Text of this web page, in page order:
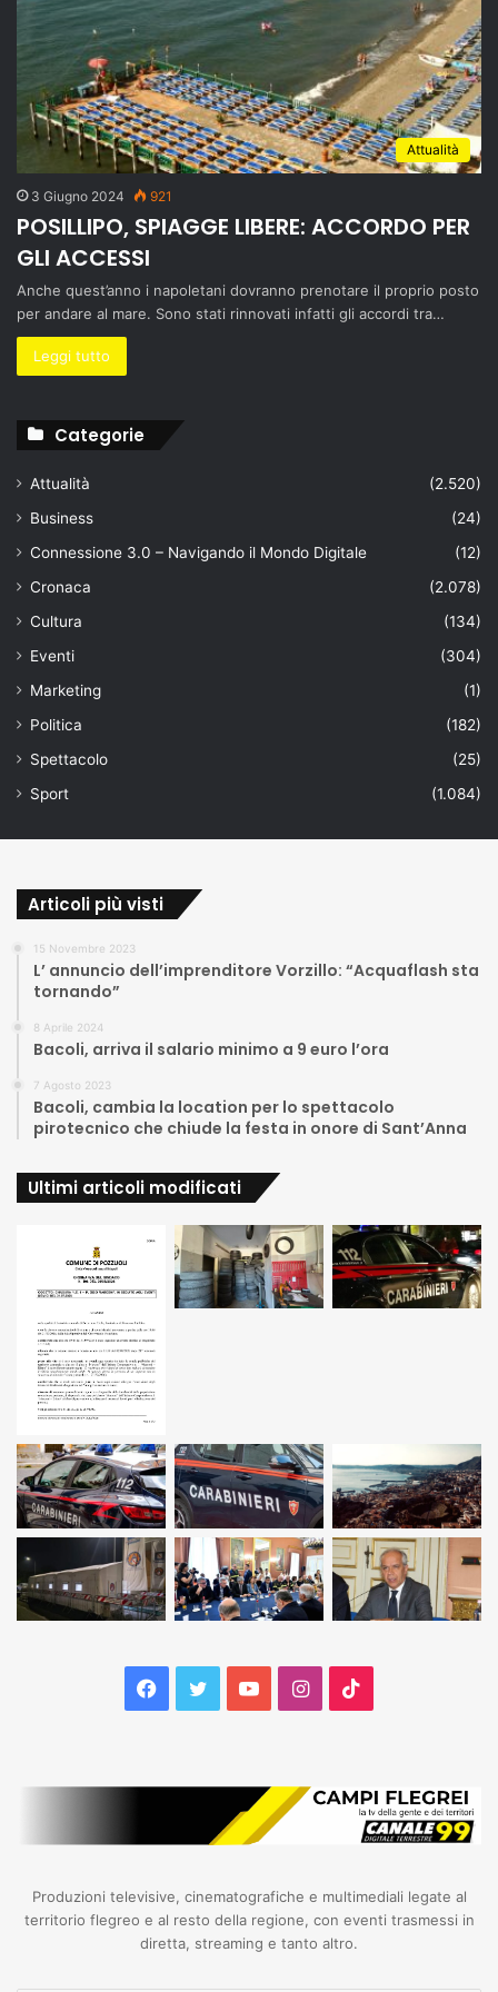
Attualità
3 Giugno 2024 921
POSILLIPO, SPIAGGE LIBERE: ACCORDO PER
GLI ACCESSI
Anche quest’anno i napoletani dovranno prenotare il proprio posto
per andare al mare. Sono stati rinnovati infatti gli accordi tra…
Leggi tutto
Categorie
Attualità
(2.520)
Business
(24)
Connessione 3.0 – Navigando il Mondo Digitale
(12)
Cronaca
(2.078)
Cultura
(134)
Eventi
(304)
Marketing
(1)
Politica
(182)
Spettacolo
(25)
Sport
(1.084)
Articoli più visti
15 Novembre 2023
L’ annuncio dell’imprenditore Vorzillo: “Acquaflash sta
tornando”
8 Aprile 2024
Bacoli, arriva il salario minimo a 9 euro l’ora
7 Agosto 2023
Bacoli, cambia la location per lo spettacolo
pirotecnico che chiude la festa in onore di Sant’Anna
Ultimi articoli modificati
Facebook
TwitterYouTubeInstagram
Produzioni televisive, cinematografiche e multimediali legate al
territorio flegreo e al resto della regione, con eventi trasmessi in
diretta, streaming e tanto altro.